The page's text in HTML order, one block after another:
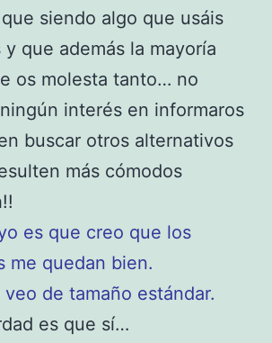
siendo algo que usáis
que además la mayoría
os molesta tanto… no
interés en informaros
buscar otros alternativos
más cómodos
es que creo que los
me quedan bien.
veo de tamaño estándar.
es que sí…